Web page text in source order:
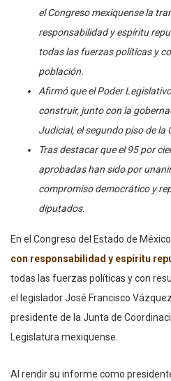
el Congreso mexiquense la
responsabilidad y espíritu
todas las fuerzas políticas y
población.
Afirmó que el Poder
construir, junto con la
Judicial, el segundo piso de
Tras destacar que el 95 por
aprobadas han sido por
compromiso democrático y
diputados.
En el Congreso del Estado de México
con responsabilidad y espíritu
todas las fuerzas políticas y con
el legislador José Francisco
presidente de la Junta de
Legislatura mexiquense.
Al rendir su informe como